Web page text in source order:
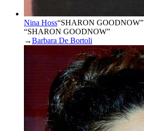
Nina Hoss“SHARON GOODNOW”
“SHARON GOODNOW”
→Barbara De Bortoli